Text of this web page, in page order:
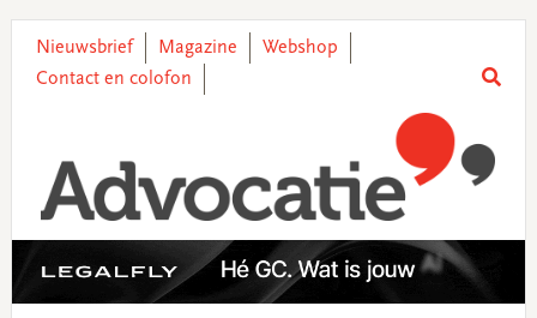
primary
main
primary
footer
Nieuwsbrief Magazine
Webshop
Contact en colofon